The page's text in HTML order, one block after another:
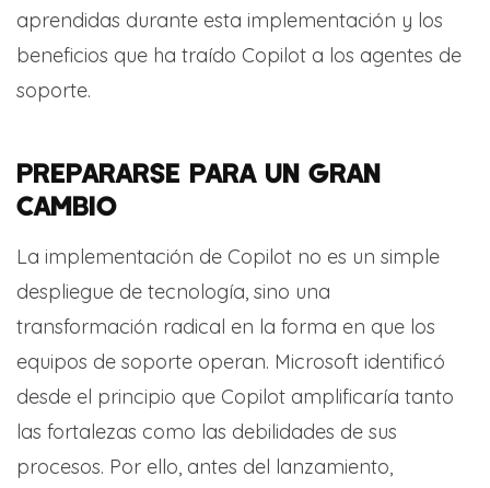
aprendidas durante esta implementación y los
beneficios que ha traído Copilot a los agentes de
soporte.
PREPARARSE PARA UN GRAN
CAMBIO
La implementación de Copilot no es un simple
despliegue de tecnología, sino una
transformación radical en la forma en que los
equipos de soporte operan. Microsoft identificó
desde el principio que Copilot amplificaría tanto
las fortalezas como las debilidades de sus
procesos. Por ello, antes del lanzamiento,